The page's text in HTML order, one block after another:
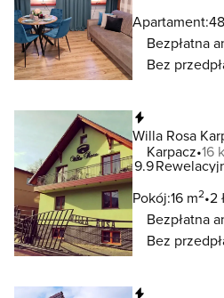
Apartament:
Bezpłatna
Bez
Willa Rosa
Karpacz 16
9.9
Pokój:16 m2 2
Bezpłatna
Bez